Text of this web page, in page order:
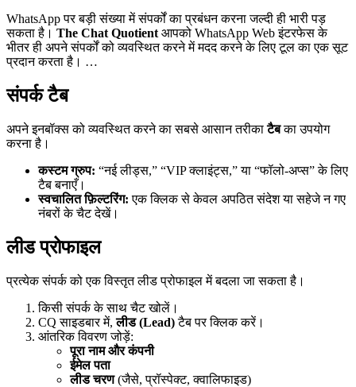
WhatsApp पर बड़ी संख्या में संपर्कों का प्रबंधन करना जल्दी ही भारी पड़
सकता है। The Chat Quotient आपको WhatsApp Web इंटरफेस के
भीतर ही अपने संपर्कों को व्यवस्थित करने में मदद करने के लिए टूल का एक सूट
प्रदान करता है। …
संपर्क टैब
अपने इनबॉक्स को व्यवस्थित करने का सबसे आसान तरीकाटैबका उपयोग
करना है।
कस्टम ग्रुप: “नई लीड्स,” “VIP क्लाइंट्स,” या “फॉलो-अप्स” के लिए
टैब बनाएँ।
स्वचालित फ़िल्टरिंग: एक क्लिक से केवल अपठित संदेश या सहेजे न गए
नंबरों के चैट देखें।
लीड प्रोफाइल
प्रत्येक संपर्क को एक विस्तृत लीड प्रोफाइल में बदला जा सकता है।
किसी संपर्क के साथ चैट खोलें।
CQ साइडबार में,लीड (Lead)टैब पर क्लिक करें।
आंतरिक विवरण जोड़ें:
पूरा नाम और कंपनी
ईमेल पता
लीड चरण(जैसे, प्रॉस्पेक्ट, क्वालिफाइड)